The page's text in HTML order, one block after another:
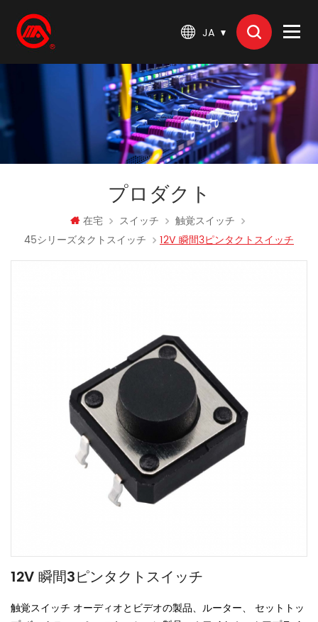
JA
プロダクト
在宅 スイッチ
触覚スイッチ
45シリーズタクトスイッチ
12V 瞬間3ピンタクトスイッチ
12V 瞬間3ピンタクトスイッチ
触覚スイッチ オーディオとビデオの製品、ルーター、 セットトッ